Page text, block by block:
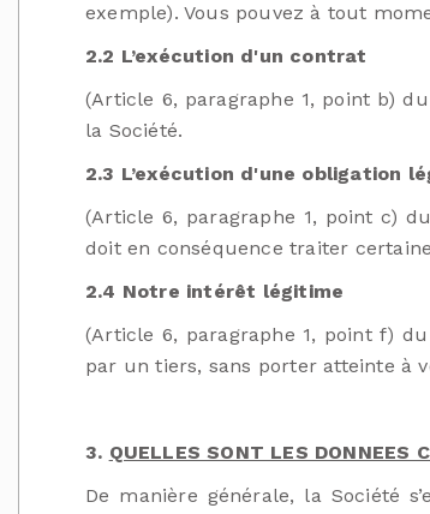
exemple). Vous pouvez à tout
2.2 L’exécution d'un contrat
(Article 6, paragraphe 1, point b)
la Société.
2.3 L’exécution d'une obligation
(Article 6, paragraphe 1, point c)
doit en conséquence traiter
2.4 Notre intérêt légitime
(Article 6, paragraphe 1, point f)
par un tiers, sans porter atteinte à
3. QUELLES SONT LES DONNEES
De manière générale, la Société